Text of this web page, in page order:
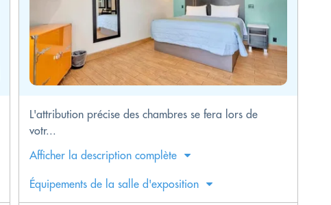
L'attribution précise des chambres se fera lors de
votr...
Afficher la description complète
Équipements de la salle d'exposition